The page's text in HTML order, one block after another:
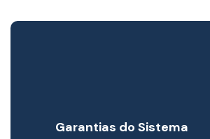
Garantias do Sistema